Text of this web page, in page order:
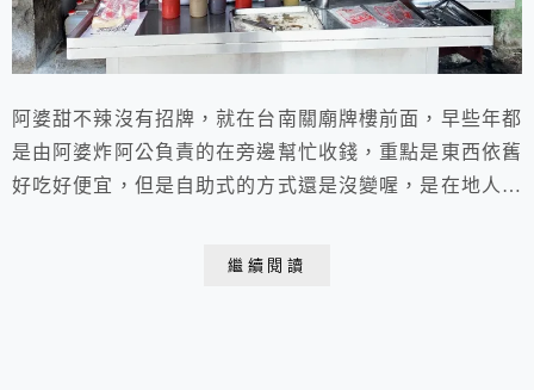
阿婆甜不辣沒有招牌，就在台南關廟牌樓前面，早些年都
是由阿婆炸阿公負責的在旁邊幫忙收錢，重點是東西依舊
好吃好便宜，但是自助式的方式還是沒變喔，是在地人都
繼續閱讀